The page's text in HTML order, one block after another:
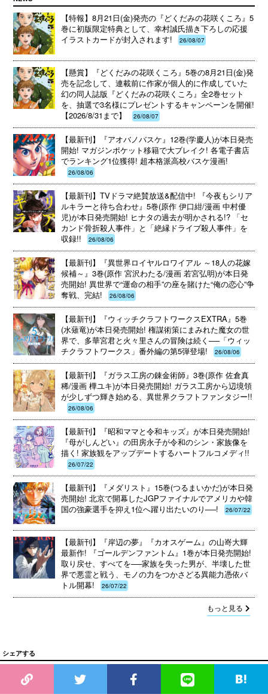
【特報】8月21日(金)発売の『どくだみの花咲くころ』5
巻に初版限定特典として、幸村誠氏描き下ろしの応援
イラストカードが封入されます!
26/08/07
【懸賞】『どくだみの花咲くころ』5巻の8月21日(金)発
売を記念して、連載前に作家が個人的に作成していた
幻の同人誌版『どくだみの花咲くころ』全2巻セット
を、抽選で3名様にプレゼントするキャンペーンを開催!
【2026/8/31まで】
26/08/07
【最新刊】『アオバノバスケ』12巻(学慶人)が本日発売
開始! マガジンポケット移籍で大ブレイク! 各電子書店
でランキング1位獲得! 超本格派高校バスケ漫画!
26/08/06
【最新刊】TVドラマ絶賛放送&配信中! 『今夜もシリア
ルキラーと待ち合わせ』5巻(原作 伊口紺/漫画 中村優
児)が本日発売開始! ヒナタの過去が明かされる!? 「セ
カンド骨折殺人事件」と「絶縁ドライブ殺人事件」を
収録!!
26/08/06
【最新刊】『異世界ロイヤルロワイアル ～18人の花嫁
候補～』3巻(原作 宮沢わたる/漫画 若宮弘明)が本日発
売開始! 異世界で“運命の相手”の座を賭けた“俺の恋心”争
奪戦、完結!
26/08/06
【最新刊】『ウィッチクラフトワークスEXTRA』5巻
(水薙竜)が本日発売開始! 権謀術策にまみれた魔女の世
界で、多華宮君と火々里さんの冒険は続く──「ウィッ
チクラフトワークス」番外編の第5弾登場!
26/08/06
【最新刊】『ガラス工房の錬金術師』3巻(原作 佐倉真
稀/漫画 樺ユキ)が本日発売開始! ガラス工房から辺境領
が少しずつ輝き始める、異世界クラフトファンタジー!!
26/08/06
【最新刊】『昭和ママと令和キッズ』が本日発売開始!
『母がしんどい』の田房永子が令和のシン・家族像を
描く! 家族観をアップデートするハートフルコメディ!!
26/07/22
【最新刊】『メダリスト』15巻(つるまいかだ)が本日発
売開始! 北京で開幕したJGPファイナルでアメリカや韓
国の強豪選手を抑え1位へ躍り出たいのり──!
26/07/22
【最新刊】『岸辺の夢』『カオスゲーム』の山嵜大輝
最新作! 『ゴールデンファントム』1巻が本日発売開始!
取り戻せ、すべてを──家族を失った男が、半壊した世
界で悪霊と戦う、モノの力をつかさどる異能力憑依バ
トル開幕!
26/07/22
もっと見る
シェアする